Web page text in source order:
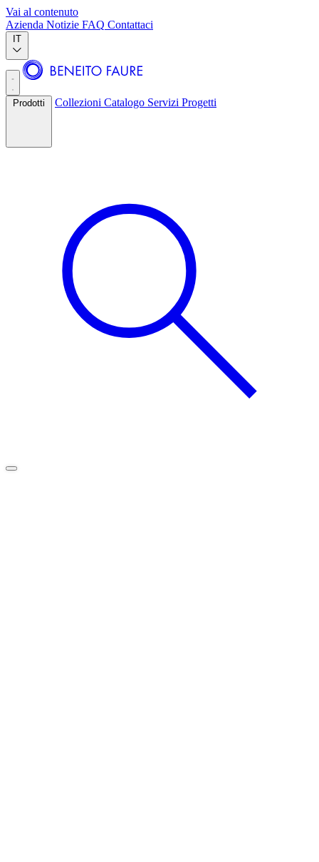
Vai al contenuto
Azienda Notizie FAQ Contattaci
IT
Prodotti Collezioni Catalogo Servizi Progetti